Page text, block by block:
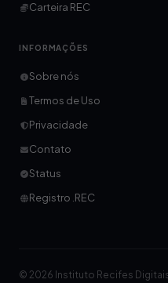
Carteira REC
INFORMAÇÕES
Sobre nós
Termos de Uso
Privacidade
Contato
Status
Registro .REC
© 2026 Instituto Recifes